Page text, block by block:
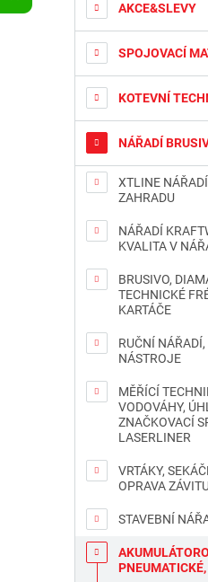
r
p
n
AKCE&SLEVY
SPOJOVACÍ
KOTEVNÍ
NÁŘADÍ
XTLINE
ZAHRADU
NÁŘADÍ
KVALITA V
BRUSIVO,
TECHNICKÉ
KARTÁČE
RUČNÍ
NÁSTROJE
MĚŘÍCÍ
VODOVÁHY,
ZNAČKOVACÍ
LASERLINER
VRTÁKY,
OPRAVA
STAVEBNÍ